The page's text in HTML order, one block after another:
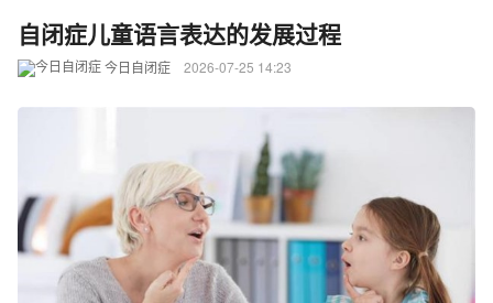
自闭症儿童语言表达的发展过程
今日自闭症 2026-07-25 14:23